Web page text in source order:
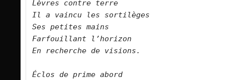
Lèvres contre terre
Il a vaincu les sortilèges
Ses petites mains
Farfouillant l’horizon
En recherche de visions.
Éclos de prime abord